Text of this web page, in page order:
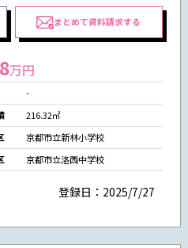
まとめて資料請求する
万円
-
216.32㎡
京都市立新林小学校
京都市立洛西中学校
登録日：2025/7/27